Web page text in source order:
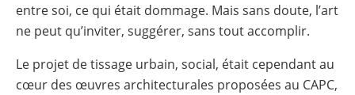
entre soi, ce qui était dommage. Mais sans doute, l’art
ne peut qu’inviter, suggérer, sans tout accomplir.
Le projet de tissage urbain, social, était cependant au
cœur des œuvres architecturales proposées au CAPC,